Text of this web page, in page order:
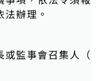
辦理。
或監事會召集人（